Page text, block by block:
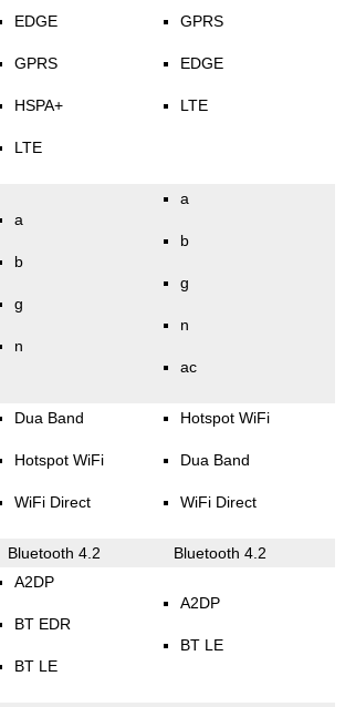
EDGE
GPRS
HSPA+
LTE
GPRS
EDGE
LTE
a
b
g
n
a
b
g
n
ac
Dua Band
Hotspot WiFi
WiFi Direct
Hotspot WiFi
Dua Band
WiFi Direct
Bluetooth 4.2 Bluetooth 4.2
A2DP
BT EDR
BT LE
A2DP
BT LE